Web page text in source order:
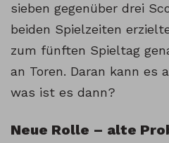
sieben gegenüber drei
beiden Spielzeiten
zum fünften Spieltag
an Toren. Daran kann es
was ist es dann?
Neue Rolle – alte